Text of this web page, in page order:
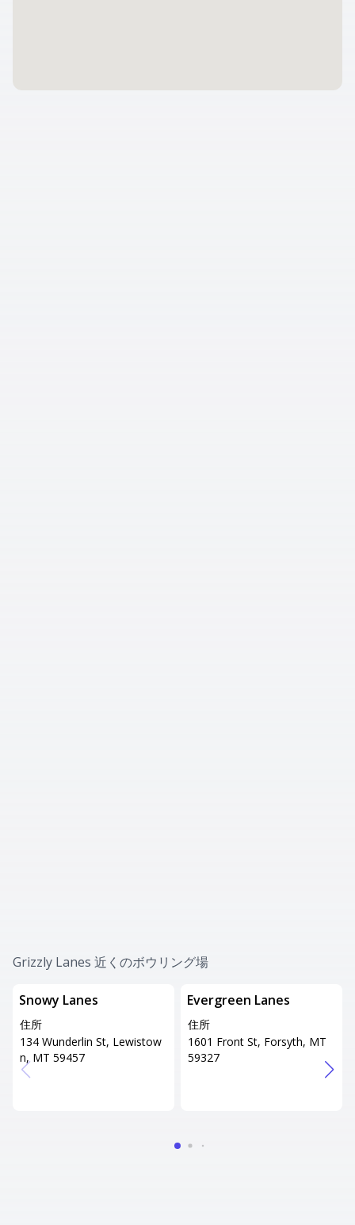
Grizzly Lanes 近くのボウリング場
Snowy Lanes
住所
134 Wunderlin St, Lewistow
n, MT 59457
Evergreen Lanes
住所
1601 Front St, Forsyth, MT
59327